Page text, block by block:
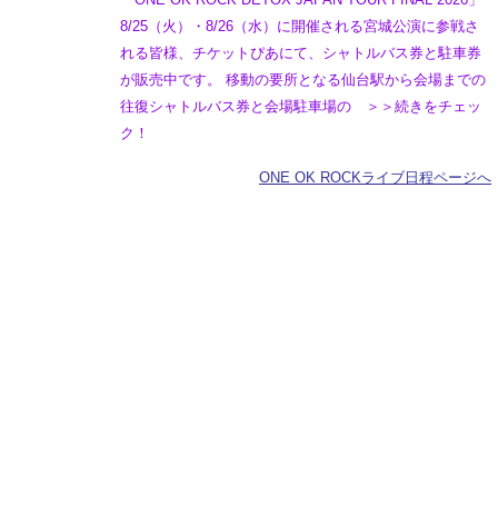
8/25（火）・8/26（水）に開催される宮城公演に参戦さ
れる皆様、チケットぴあにて、シャトルバス券と駐車券
が販売中です。 移動の要所となる仙台駅から会場までの
往復シャトルバス券と会場駐車場の ＞＞続きをチェッ
ク！
ONE OK ROCKライブ日程ページへ